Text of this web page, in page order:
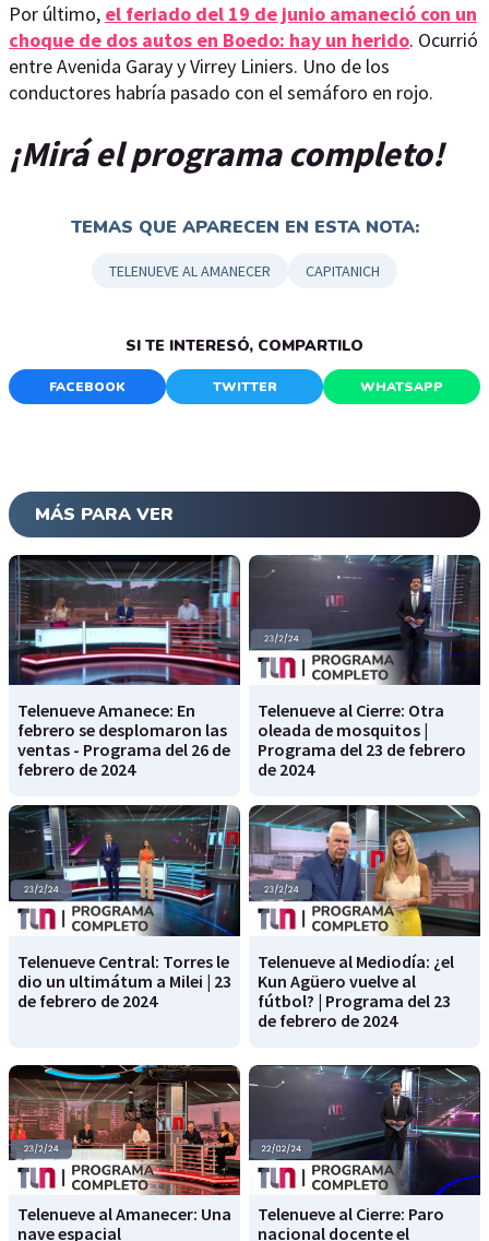
Por último, el feriado del 19 de junio amaneció con un
choque de dos autos en Boedo: hay un herido. Ocurrió
entre Avenida Garay y Virrey Liniers. Uno de los
conductores habría pasado con el semáforo en rojo.
¡Mirá el programa completo!
TEMAS QUE APARECEN EN ESTA NOTA:
TELENUEVE AL AMANECER CAPITANICH
SI TE INTERESÓ, COMPARTILO
FACEBOOK TWITTER WHATSAPP
MÁS PARA VER
Telenueve Amanece: En
febrero se desplomaron las
ventas - Programa del 26 de
febrero de 2024
Telenueve al Cierre: Otra
oleada de mosquitos |
Programa del 23 de febrero
de 2024
Telenueve Central: Torres le
dio un ultimátum a Milei | 23
de febrero de 2024
Telenueve al Mediodía: ¿el
Kun Agüero vuelve al
fútbol? | Programa del 23
de febrero de 2024
Telenueve al Amanecer: Una
nave espacial
Telenueve al Cierre: Paro
nacional docente el